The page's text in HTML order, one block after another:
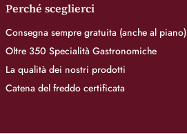
Perché sceglierci
Consegna sempre gratuita (anche al piano)
Oltre 350 Specialità Gastronomiche
La qualità dei nostri prodotti
Catena del freddo certificata